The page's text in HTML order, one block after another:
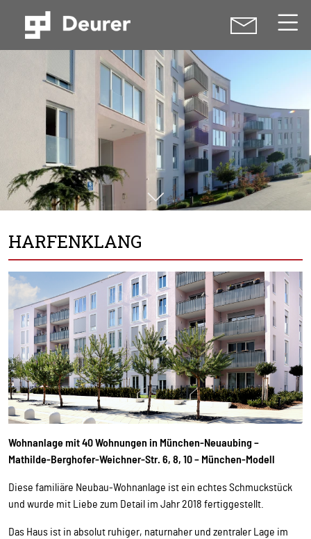
HARFENKLANG
Wohnanlage mit 40 Wohnungen in München-Neuaubing –
Mathilde-Berghofer-Weichner-Str. 6, 8, 10 – München-Modell
Diese familiäre Neubau-Wohnanlage ist ein echtes Schmuckstück
und wurde mit Liebe zum Detail im Jahr 2018 fertiggestellt.
Das Haus ist in absolut ruhiger, naturnaher und zentraler Lage im